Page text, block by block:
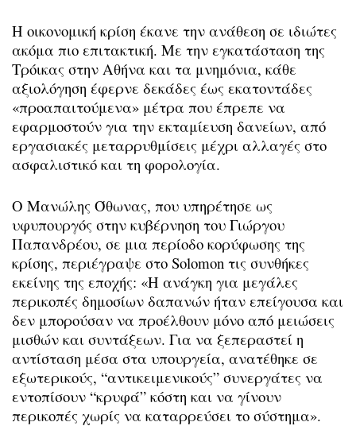
Η οικονομική κρίση έκανε την ανάθεση σε ιδιώτες
ακόμα πιο επιτακτική. Με την εγκατάσταση της
Τρόικας στην Αθήνα και τα μνημόνια, κάθε
αξιολόγηση έφερνε δεκάδες έως εκατοντάδες
«προαπαιτούμενα» μέτρα που έπρεπε να
εφαρμοστούν για την εκταμίευση δανείων, από
εργασιακές μεταρρυθμίσεις μέχρι αλλαγές στο
ασφαλιστικό και τη φορολογία.
Ο Μανώλης Όθωνας, που υπηρέτησε ως
υφυπουργός στην κυβέρνηση του Γιώργου
Παπανδρέου, σε μια περίοδο κορύφωσης της
κρίσης, περιέγραψε στο Solomon τις συνθήκες
εκείνης της εποχής: «Η ανάγκη για μεγάλες
περικοπές δημοσίων δαπανών ήταν επείγουσα και
δεν μπορούσαν να προέλθουν μόνο από μειώσεις
μισθών και συντάξεων. Για να ξεπεραστεί η
αντίσταση μέσα στα υπουργεία, ανατέθηκε σε
εξωτερικούς, “αντικειμενικούς” συνεργάτες να
εντοπίσουν “κρυφά” κόστη και να γίνουν
περικοπές χωρίς να καταρρεύσει το σύστημα».